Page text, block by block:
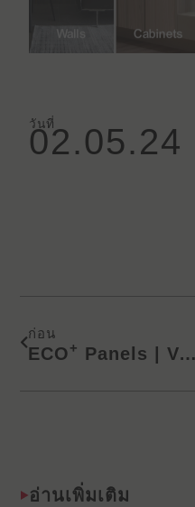
วันที่
02.05.24
ก่อน
ECO+ Panels | Various Options for Unlimited Combinations
อ่านเพิ่มเติม